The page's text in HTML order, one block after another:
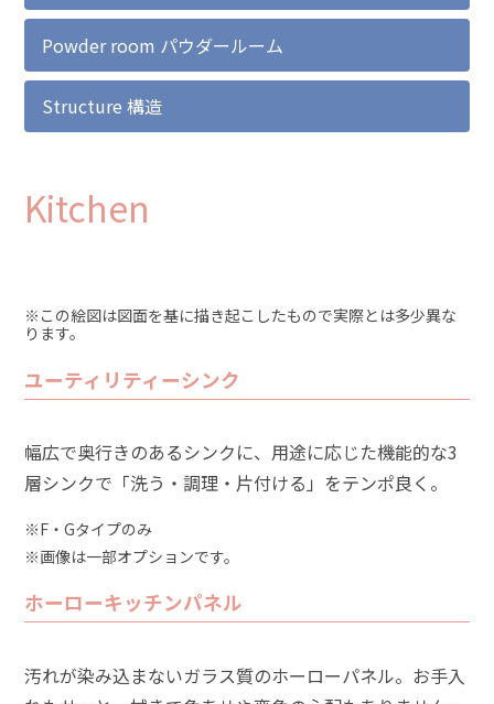
Powder room パウダールーム
Structure 構造
Kitchen
※この絵図は図面を基に描き起こしたもので実際とは多少異な
ります。
ユーティリティーシンク
幅広で奥行きのあるシンクに、用途に応じた機能的な3
層シンクで「洗う・調理・片付ける」をテンポ良く。
※F・Gタイプのみ
※画像は一部オプションです。
ホーローキッチンパネル
汚れが染み込まないガラス質のホーローパネル。お手入